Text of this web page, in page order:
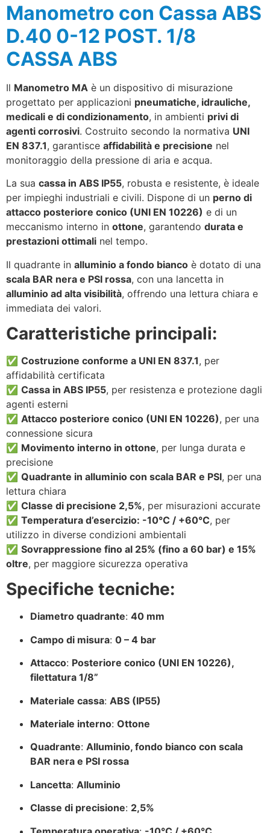
Manometro con Cassa ABS
D.40 0-12 POST. 1/8
CASSA ABS
Il Manometro MA è un dispositivo di misurazione
progettato per applicazioni pneumatiche, idrauliche,
medicali e di condizionamento, in ambienti privi di
agenti corrosivi. Costruito secondo la normativa UNI
EN 837.1, garantisce affidabilità e precisione nel
monitoraggio della pressione di aria e acqua.
La sua cassa in ABS IP55, robusta e resistente, è ideale
per impieghi industriali e civili. Dispone di un perno di
attacco posteriore conico (UNI EN 10226) e di un
meccanismo interno in ottone, garantendo durata e
prestazioni ottimali nel tempo.
Il quadrante in alluminio a fondo bianco è dotato di una
scala BAR nera e PSI rossa, con una lancetta in
alluminio ad alta visibilità, offrendo una lettura chiara e
immediata dei valori.
Caratteristiche principali:
✅ Costruzione conforme a UNI EN 837.1, per
affidabilità certificata
✅ Cassa in ABS IP55, per resistenza e protezione dagli
agenti esterni
✅ Attacco posteriore conico (UNI EN 10226), per una
connessione sicura
✅ Movimento interno in ottone, per lunga durata e
precisione
✅ Quadrante in alluminio con scala BAR e PSI, per una
lettura chiara
✅ Classe di precisione 2,5%, per misurazioni accurate
✅ Temperatura d’esercizio: -10°C / +60°C, per
utilizzo in diverse condizioni ambientali
✅ Sovrappressione fino al 25% (fino a 60 bar) e 15%
oltre, per maggiore sicurezza operativa
Specifiche tecniche:
Diametro quadrante: 40 mm
Campo di misura: 0 – 4 bar
Attacco: Posteriore conico (UNI EN 10226),
filettatura 1/8”
Materiale cassa: ABS (IP55)
Materiale interno: Ottone
Quadrante: Alluminio, fondo bianco con scala
BAR nera e PSI rossa
Lancetta: Alluminio
Classe di precisione: 2,5%